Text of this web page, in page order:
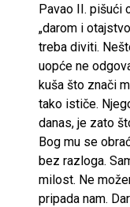
Pavao II. pišući
„darom i
treba diviti.
uopće ne
kuša što znači
tako ističe.
danas, je zato
Bog mu se
bez razloga.
milost. Ne
pripada nam.